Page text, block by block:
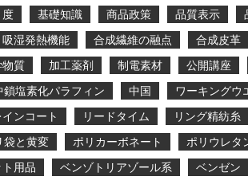
基礎知識 商品政策 品質表示
吸湿発熱機能 合成繊維の融点 合成皮革
質 加工薬剤 制電素材 公開講座
鎖塩素化パラフィン 中国 ワーキングウ
インコート リードタイム リング精紡糸
袋と黄変 ポリカーボネート ポリウレタ
用品 ベンゾトリアゾール系 ベンゼン